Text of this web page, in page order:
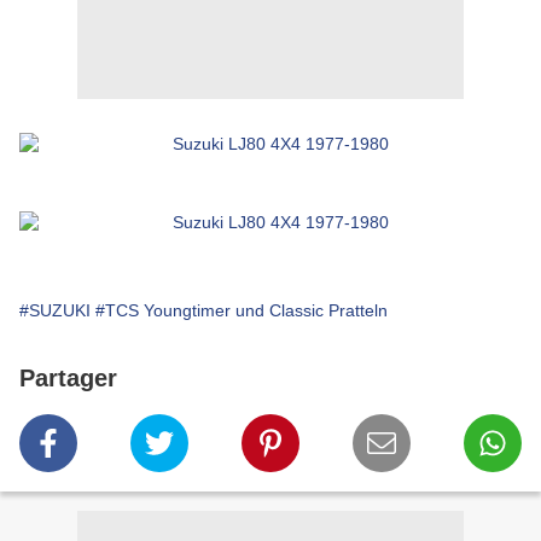
#SUZUKI #TCS Youngtimer und Classic Pratteln
Partager